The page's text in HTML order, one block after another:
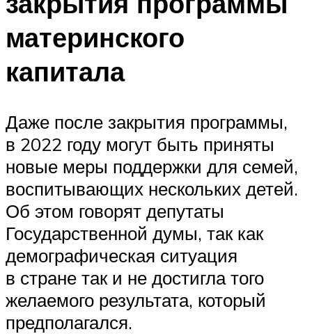
материнского
капитала
Даже после закрытия программы,
в 2022 году могут быть приняты
новые меры поддержки для семей,
воспитывающих нескольких детей.
Об этом говорят депутаты
Государственной думы, так как
демографическая ситуация
в стране так и не достигла того
желаемого результата, который
предполагался.